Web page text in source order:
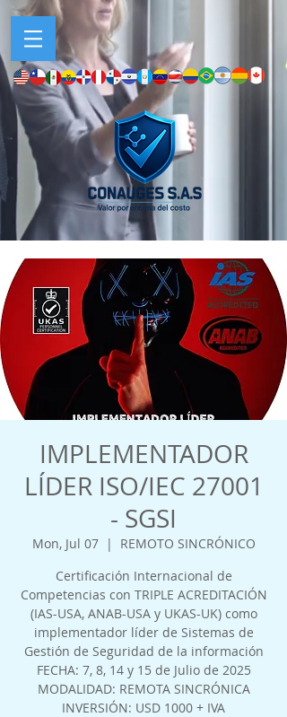
IMPLEMENTADOR
LÍDER ISO/IEC 27001
- SGSI
Mon, Jul 07
  |
REMOTO SINCRÓNICO
Certificación Internacional de
Competencias con TRIPLE ACREDITACIÓN
(IAS-USA, ANAB-USA y UKAS-UK) como
implementador líder de Sistemas de
Gestión de Seguridad de la información
FECHA: 7, 8, 14 y 15 de Julio de 2025
MODALIDAD: REMOTA SINCRÓNICA
INVERSIÓN: USD 1000 + IVA